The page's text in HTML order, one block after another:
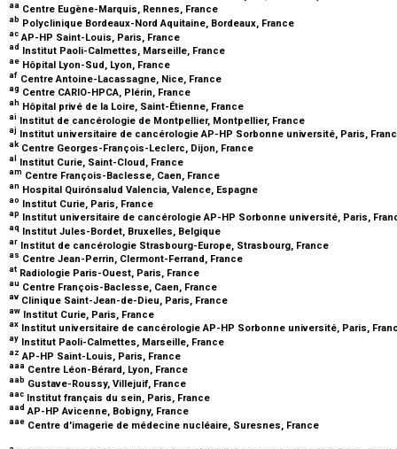
aa Centre Eugène-Marquis, Rennes, France
ab Polyclinique Bordeaux-Nord Aquitaine, Bordeaux, France
ac AP-HP Saint-Louis, Paris, France
ad Institut Paoli-Calmettes, Marseille, France
ae Hôpital Lyon-Sud, Lyon, France
af Centre Antoine-Lacassagne, Nice, France
ag Centre CARIO-HPCA, Plérin, France
ah Hôpital privé de la Loire, Saint-Étienne, France
ai Institut de cancérologie de Montpellier, Montpellier, France
aj Institut universitaire de cancérologie AP-HP Sorbonne université, Paris,
ak Centre Georges-François-Leclerc, Dijon, France
al Institut Curie, Saint-Cloud, France
am Centre François-Baclesse, Caen, France
an Hospital Quirónsalud Valencia, Valence, Espagne
ao Institut Curie, Paris, France
ap Institut universitaire de cancérologie AP-HP Sorbonne université, Paris,
aq Institut Jules-Bordet, Bruxelles, Belgique
ar Institut de cancérologie Strasbourg-Europe, Strasbourg, France
as Centre Jean-Perrin, Clermont-Ferrand, France
at Radiologie Paris-Ouest, Paris, France
au Centre François-Baclesse, Caen, France
av Clinique Saint-Jean-de-Dieu, Paris, France
aw Institut Curie, Paris, France
ax Institut universitaire de cancérologie AP-HP Sorbonne université, Paris,
ay Institut Paoli-Calmettes, Marseille, France
az AP-HP Saint-Louis, Paris, France
aaa Centre Léon-Bérard, Lyon, France
aab Gustave-Roussy, Villejuif, France
aac Institut français du sein, Paris, France
aad AP-HP Avicenne, Bobigny, France
aae Centre d'imagerie de médecine nucléaire, Suresnes, France